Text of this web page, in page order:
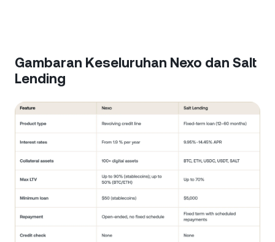
Gambaran Keseluruhan Nexo dan Salt
Lending